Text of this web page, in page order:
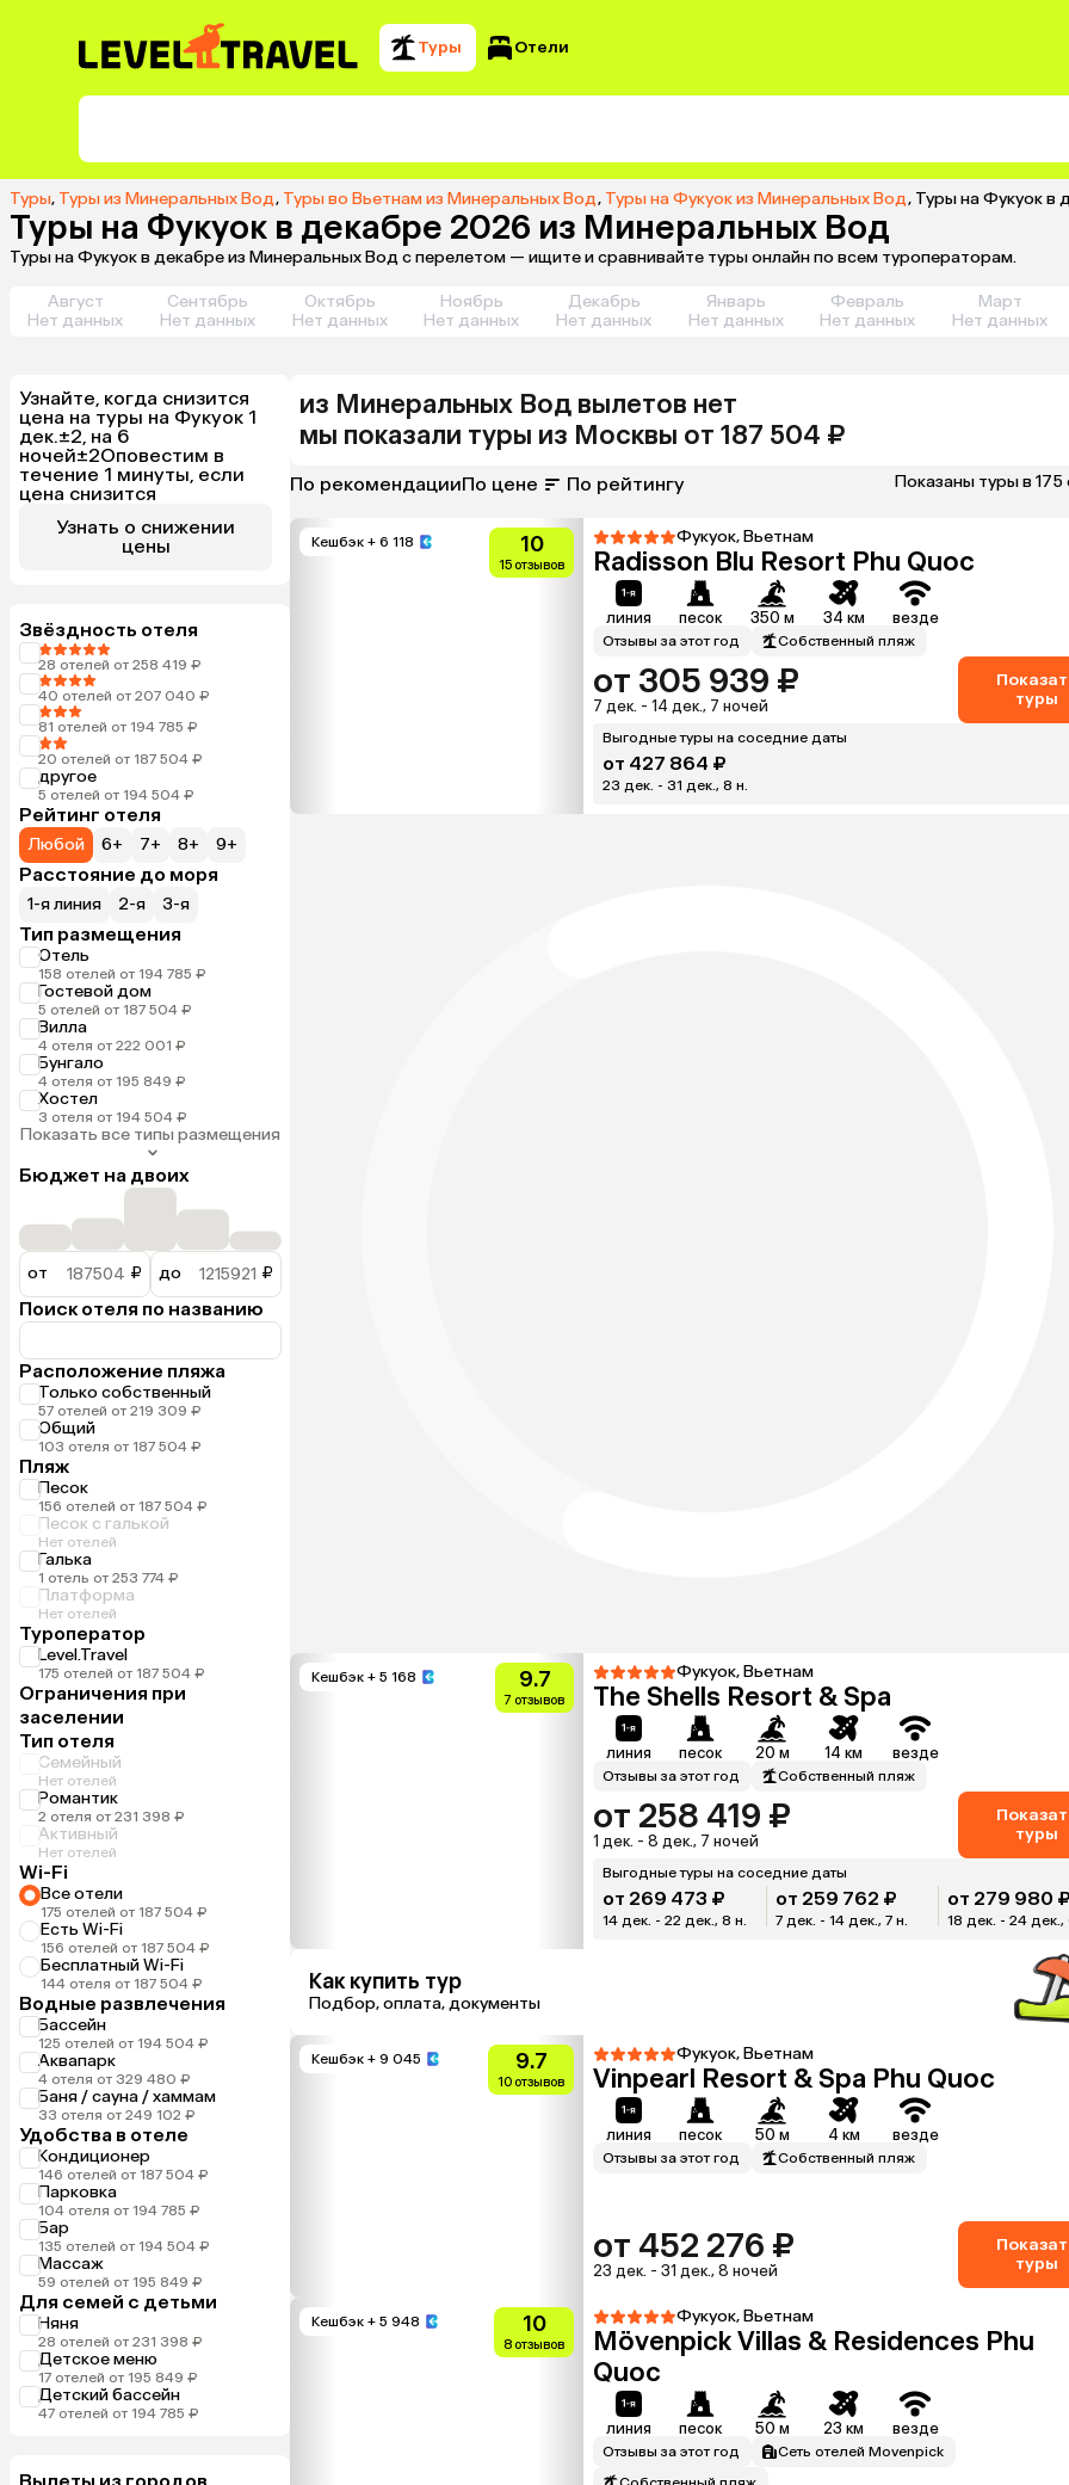
Туры Отели
Туры, Туры из Минеральных Вод, Туры во Вьетнам из Минеральных Вод, Туры на Фукуок из Минеральных Вод, Туры на Фукуок в
Туры на Фукуок в декабре 2026 из Минеральных Вод
Туры на Фукуок в декабре из Минеральных Вод с перелетом — ищите и сравнивайте туры онлайн по всем туроператорам.
Август
Нет данных
Сентябрь
Нет данных
Октябрь
Нет данных
Ноябрь
Нет данных
Декабрь
Нет данных
Январь
Нет данных
Февраль
Нет данных
Март
Нет данных
Узнайте, когда снизится
цена на туры на Фукуок 1
дек.±2, на 6
ночей±2Оповестим в
течение 1 минуты, если
цена снизится
Узнать о снижении
цены
Звёздность отеля
28 отелей от 258 419 ₽
40 отелей от 207 040 ₽
81 отелей от 194 785 ₽
20 отелей от 187 504 ₽
другое
5 отелей от 194 504 ₽
Рейтинг отеля
Любой 6+ 7+ 8+ 9+
Расстояние до моря
1-я линия 2-я 3-я
Тип размещения
Отель
158 отелей от 194 785 ₽
Гостевой дом
5 отелей от 187 504 ₽
Вилла
4 отеля от 222 001 ₽
Бунгало
4 отеля от 195 849 ₽
Хостел
3 отеля от 194 504 ₽
Показать все типы размещения
Бюджет на двоих
от ₽ до ₽
Поиск отеля по названию
Расположение пляжа
Только собственный
57 отелей от 219 309 ₽
Общий
103 отеля от 187 504 ₽
Пляж
Песок
156 отелей от 187 504 ₽
Песок с галькой
Нет отелей
Галька
1 отель от 253 774 ₽
Платформа
Нет отелей
Туроператор
Level.Travel
175 отелей от 187 504 ₽
Ограничения при
заселении
Тип отеля
Семейный
Нет отелей
Романтик
2 отеля от 231 398 ₽
Активный
Нет отелей
Wi-Fi
Все отели
175 отелей от 187 504 ₽
Есть Wi-Fi
156 отелей от 187 504 ₽
Бесплатный Wi-Fi
144 отеля от 187 504 ₽
Водные развлечения
Бассейн
125 отелей от 194 504 ₽
Аквапарк
4 отеля от 329 480 ₽
Баня / сауна / хаммам
33 отеля от 249 102 ₽
Удобства в отеле
Кондиционер
146 отелей от 187 504 ₽
Парковка
104 отеля от 194 785 ₽
Бар
135 отелей от 194 504 ₽
Массаж
59 отелей от 195 849 ₽
Для семей с детьми
Няня
28 отелей от 231 398 ₽
Детское меню
17 отелей от 195 849 ₽
Детский бассейн
47 отелей от 194 785 ₽
Вылеты из городов
из Минеральных Вод вылетов нет
мы показали туры из Москвы от 187 504 ₽
По рекомендацииПо цене По рейтингу Показаны туры в 175
Кешбэк + 6 118 10
15 отзывов
Фукуок, Вьетнам
Radisson Blu Resort Phu Quoc
линия песок 350 м 34 км везде
Отзывы за этот год Собственный пляж
от 305 939 ₽
7 дек. - 14 дек., 7 ночей
туры
Выгодные туры на соседние даты
от 427 864 ₽
23 дек. - 31 дек., 8 н.
Кешбэк + 5 168 9.7
7 отзывов
Фукуок, Вьетнам
The Shells Resort & Spa
линия песок 20 м 14 км везде
Отзывы за этот год Собственный пляж
от 258 419 ₽
1 дек. - 8 дек., 7 ночей
туры
Выгодные туры на соседние даты
от 269 473 ₽
14 дек. - 22 дек., 8 н.
от 259 762 ₽
7 дек. - 14 дек., 7 н.
от 279 980
18 дек. - 24 дек.,
Как купить тур
Подбор, оплата, документы
Кешбэк + 9 045 9.7
10 отзывов
Фукуок, Вьетнам
Vinpearl Resort & Spa Phu Quoc
линия песок 50 м 4 км везде
Отзывы за этот год Собственный пляж
от 452 276 ₽
23 дек. - 31 дек., 8 ночей
туры
Кешбэк + 5 948 10
8 отзывов
Фукуок, Вьетнам
Mövenpick Villas & Residences Phu
Quoc
линия песок 50 м 23 км везде
Отзывы за этот год
Сеть отелей Movenpick